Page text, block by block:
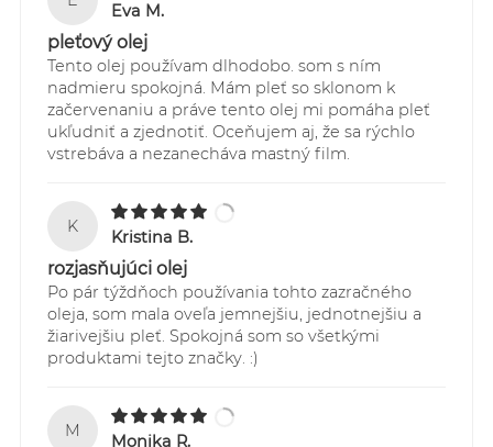
Eva M.
pleťový olej
Tento olej používam dlhodobo. som s ním
nadmieru spokojná. Mám pleť so sklonom k
začervenaniu a práve tento olej mi pomáha pleť
ukľudniť a zjednotiť. Oceňujem aj, že sa rýchlo
vstrebáva a nezanecháva mastný film.
K
Kristina B.
rozjasňujúci olej
Po pár týždňoch používania tohto zazračného
oleja, som mala oveľa jemnejšiu, jednotnejšiu a
žiarivejšiu pleť. Spokojná som so všetkými
produktami tejto značky. :)
M
Monika R.